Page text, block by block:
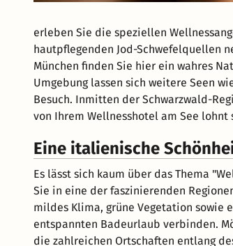
erleben Sie die speziellen
hautpflegenden Jod-Schwefelquellen
München finden Sie hier ein wahres
Umgebung lassen sich weitere Seen
Besuch. Inmitten der Schwarzwald-
von Ihrem Wellnesshotel am See
Eine italienische
Es lässt sich kaum über das Thema
Sie in eine der faszinierenden
mildes Klima, grüne Vegetation sowie
entspannten Badeurlaub verbinden.
die zahlreichen Ortschaften entlang